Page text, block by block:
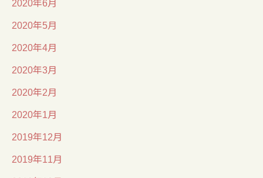
2020年5月
2020年4月
2020年3月
2020年2月
2020年1月
2019年12月
2019年11月